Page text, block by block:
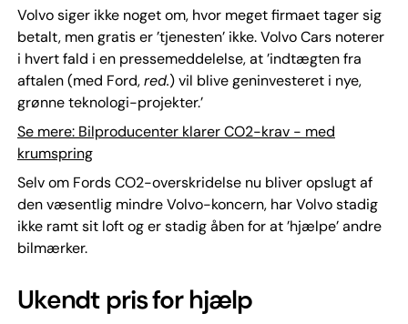
Volvo siger ikke noget om, hvor meget firmaet tager sig
betalt, men gratis er ’tjenesten’ ikke. Volvo Cars noterer
i hvert fald i en pressemeddelelse, at ’indtægten fra
aftalen (med Ford,red.) vil blive geninvesteret i nye,
grønne teknologi-projekter.’
Se mere: Bilproducenter klarer CO2-krav - med
krumspring
Selv om Fords CO2-overskridelse nu bliver opslugt af
den væsentlig mindre Volvo-koncern, har Volvo stadig
ikke ramt sit loft og er stadig åben for at ’hjælpe’ andre
bilmærker.
Ukendt pris for hjælp